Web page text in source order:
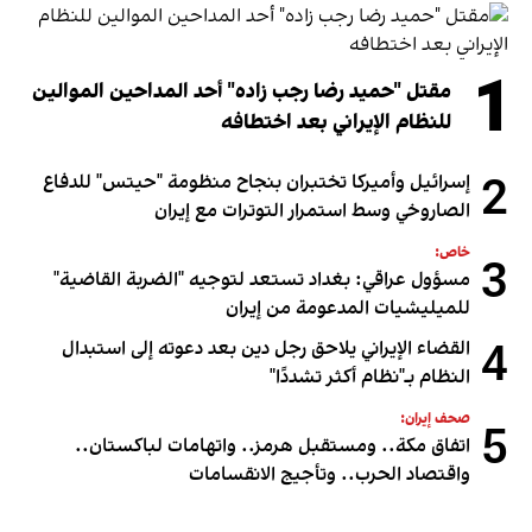
1
مقتل "حميد رضا رجب زاده" أحد المداحين الموالين
للنظام الإيراني بعد اختطافه
2 إسرائيل وأميركا تختبران بنجاح منظومة "حيتس" للدفاع
الصاروخي وسط استمرار التوترات مع إيران
3 خاص:
مسؤول عراقي: بغداد تستعد لتوجيه "الضربة القاضية"
للميليشيات المدعومة من إيران
4 القضاء الإيراني يلاحق رجل دين بعد دعوته إلى استبدال
النظام بـ"نظام أكثر تشددًا"
5 صحف إيران:
اتفاق مكة.. ومستقبل هرمز.. واتهامات لباكستان..
واقتصاد الحرب.. وتأجيج الانقسامات